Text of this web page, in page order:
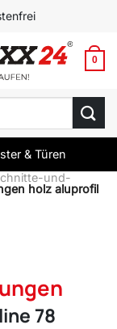
0
& Türen
und-
holz aluprofil
78